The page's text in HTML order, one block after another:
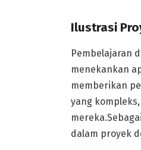
Ilustrasi
Pembelajaran
menekankan
memberikan
yang
dalam proyek